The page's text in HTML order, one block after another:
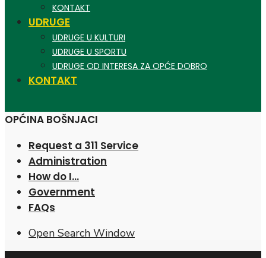
KONTAKT
UDRUGE
UDRUGE U KULTURI
UDRUGE U SPORTU
UDRUGE OD INTERESA ZA OPĆE DOBRO
KONTAKT
OPĆINA BOŠNJACI
Request a 311 Service
Administration
How do I…
Government
FAQs
Open Search Window